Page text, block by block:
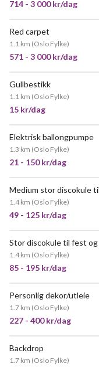
714 - 3 000 kr/dag
Red carpet
1.1 km (Oslo Fylke)
571 - 3 000 kr/dag
Gullbestikk
1.1 km (Oslo Fylke)
15 kr/dag
Elektrisk ballongpumpe
1.3 km (Oslo Fylke)
21 - 150 kr/dag
Medium stor discokule
1.4 km (Oslo Fylke)
49 - 125 kr/dag
Stor discokule til fest
1.4 km (Oslo Fylke)
85 - 195 kr/dag
Personlig dekor/utleie
1.7 km (Oslo Fylke)
227 - 400 kr/dag
Backdrop
1.7 km (Oslo Fylke)